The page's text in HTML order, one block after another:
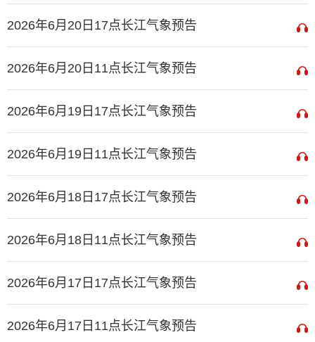
2026年6月20日17点长江气象预告
2026年6月20日11点长江气象预告
2026年6月19日17点长江气象预告
2026年6月19日11点长江气象预告
2026年6月18日17点长江气象预告
2026年6月18日11点长江气象预告
2026年6月17日17点长江气象预告
2026年6月17日11点长江气象预告